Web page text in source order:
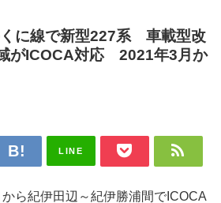
くに線で新型227系 車載型改
がICOCA対応 2021年3月か
LINE
ら紀伊田辺～紀伊勝浦間でICOCA